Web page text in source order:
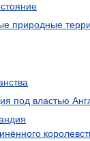
природные
под властью